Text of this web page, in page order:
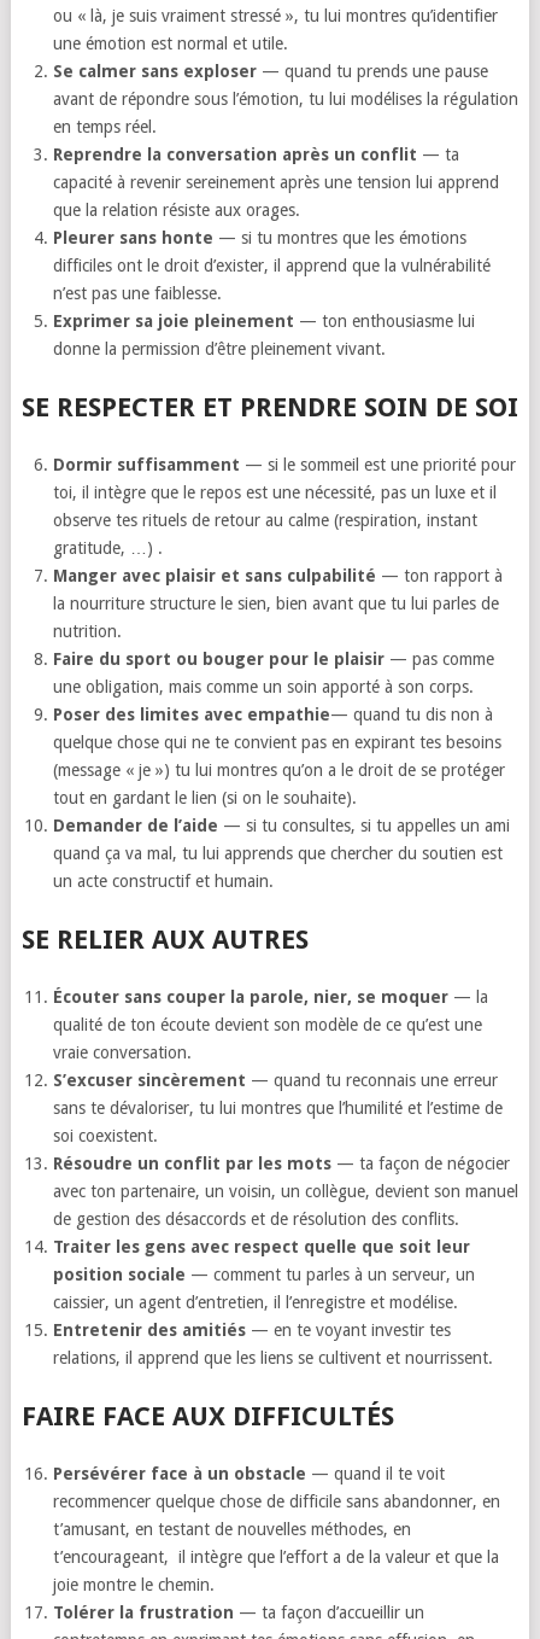
ou « là, je suis vraiment stressé », tu lui montres qu’identifier
une émotion est normal et utile.
Se calmer sans exploser — quand tu prends une pause
avant de répondre sous l’émotion, tu lui modélises la régulation
en temps réel.
Reprendre la conversation après un conflit — ta
capacité à revenir sereinement après une tension lui apprend
que la relation résiste aux orages.
Pleurer sans honte — si tu montres que les émotions
difficiles ont le droit d’exister, il apprend que la vulnérabilité
n’est pas une faiblesse.
Exprimer sa joie pleinement — ton enthousiasme lui
donne la permission d’être pleinement vivant.
SE RESPECTER ET PRENDRE SOIN DE SOI
Dormir suffisamment — si le sommeil est une priorité pour
toi, il intègre que le repos est une nécessité, pas un luxe et il
observe tes rituels de retour au calme (respiration, instant
gratitude, …) .
Manger avec plaisir et sans culpabilité — ton rapport à
la nourriture structure le sien, bien avant que tu lui parles de
nutrition.
Faire du sport ou bouger pour le plaisir — pas comme
une obligation, mais comme un soin apporté à son corps.
Poser des limites avec empathie— quand tu dis non à
quelque chose qui ne te convient pas en expirant tes besoins
(message « je ») tu lui montres qu’on a le droit de se protéger
tout en gardant le lien (si on le souhaite).
Demander de l’aide — si tu consultes, si tu appelles un ami
quand ça va mal, tu lui apprends que chercher du soutien est
un acte constructif et humain.
SE RELIER AUX AUTRES
Écouter sans couper la parole, nier, se moquer — la
qualité de ton écoute devient son modèle de ce qu’est une
vraie conversation.
S’excuser sincèrement — quand tu reconnais une erreur
sans te dévaloriser, tu lui montres que l’humilité et l’estime de
soi coexistent.
Résoudre un conflit par les mots — ta façon de négocier
avec ton partenaire, un voisin, un collègue, devient son manuel
de gestion des désaccords et de résolution des conflits.
Traiter les gens avec respect quelle que soit leur
position sociale — comment tu parles à un serveur, un
caissier, un agent d’entretien, il l’enregistre et modélise.
Entretenir des amitiés — en te voyant investir tes
relations, il apprend que les liens se cultivent et nourrissent.
FAIRE FACE AUX DIFFICULTÉS
Persévérer face à un obstacle — quand il te voit
recommencer quelque chose de difficile sans abandonner, en
t’amusant, en testant de nouvelles méthodes, en
t’encourageant, il intègre que l’effort a de la valeur et que la
joie montre le chemin.
Tolérer la frustration — ta façon d’accueillir un